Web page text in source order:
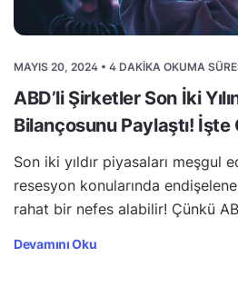
MAYIS 20, 2024 • 4 DAKIKA OKUMA
ABD’li Şirketler Son İki
Bilançosunu Paylaştı!
Son iki yıldır piyasaları meşgul
resesyon konularında
rahat bir nefes alabilir! Çünkü
Devamını Oku